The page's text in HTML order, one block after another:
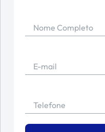
Nome Completo
E-mail
Telefone